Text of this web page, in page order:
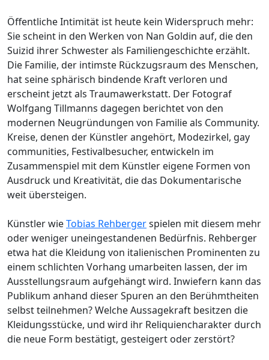
Öffentliche Intimität ist heute kein Widerspruch mehr:
Sie scheint in den Werken von Nan Goldin auf, die den
Suizid ihrer Schwester als Familiengeschichte erzählt.
Die Familie, der intimste Rückzugsraum des Menschen,
hat seine sphärisch bindende Kraft verloren und
erscheint jetzt als Traumawerkstatt. Der Fotograf
Wolfgang Tillmanns dagegen berichtet von den
modernen Neugründungen von Familie als Community.
Kreise, denen der Künstler angehört, Modezirkel, gay
communities, Festivalbesucher, entwickeln im
Zusammenspiel mit dem Künstler eigene Formen von
Ausdruck und Kreativität, die das Dokumentarische
weit übersteigen.
Künstler wieTobias Rehbergerspielen mit diesem mehr
oder weniger uneingestandenen Bedürfnis. Rehberger
etwa hat die Kleidung von italienischen Prominenten zu
einem schlichten Vorhang umarbeiten lassen, der im
Ausstellungsraum aufgehängt wird. Inwiefern kann das
Publikum anhand dieser Spuren an den Berühmtheiten
selbst teilnehmen? Welche Aussagekraft besitzen die
Kleidungsstücke, und wird ihr Reliquiencharakter durch
die neue Form bestätigt, gesteigert oder zerstört?